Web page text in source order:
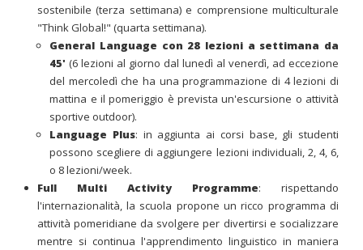
sostenibile (terza settimana) e comprensione multiculturale
"Think Global!" (quarta settimana).
General Language con 28 lezioni a settimana da
45' (6 lezioni al giorno dal lunedì al venerdì, ad eccezione
del mercoledì che ha una programmazione di 4 lezioni di
mattina e il pomeriggio è prevista un'escursione o attività
sportive outdoor).
Language Plus: in aggiunta ai corsi base, gli studenti
possono scegliere di aggiungere lezioni individuali, 2, 4, 6,
o 8 lezioni/week.
Full Multi Activity Programme: rispettando
l'internazionalità, la scuola propone un ricco programma di
attività pomeridiane da svolgere per divertirsi e socializzare
mentre si continua l'apprendimento linguistico in maniera